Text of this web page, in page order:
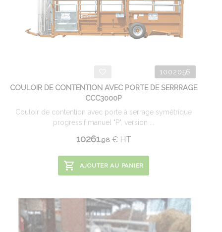
1002056
COULOIR DE CONTENTION AVEC PORTE DE SERRRAGE
CCC3000P
Couloir de contention avec porte à serrage symétrique
progressif manuel "P", version ...
10261.98 €HT
AJOUTER AU PANIER